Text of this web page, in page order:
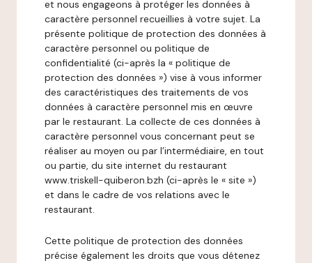
et nous engageons à protéger les données à
caractère personnel recueillies à votre sujet. La
présente politique de protection des données à
caractère personnel ou politique de
confidentialité (ci-après la « politique de
protection des données ») vise à vous informer
des caractéristiques des traitements de vos
données à caractère personnel mis en œuvre
par le restaurant. La collecte de ces données à
caractère personnel vous concernant peut se
réaliser au moyen ou par l’intermédiaire, en tout
ou partie, du site internet du restaurant
www.triskell-quiberon.bzh (ci-après le « site »)
et dans le cadre de vos relations avec le
restaurant.
Cette politique de protection des données
précise également les droits que vous détenez